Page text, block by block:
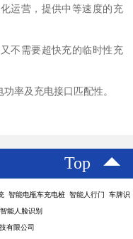
运营，提供中等速度的充
不需要超快充的临时性充
率及充电接口匹配性。
Top
智能电瓶车充电桩 智能人行门 车牌识
能人脸识别
有限公司